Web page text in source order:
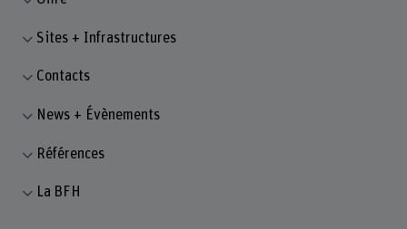
Sites + Infrastructures
Contacts
News + Évènements
Références
La BFH